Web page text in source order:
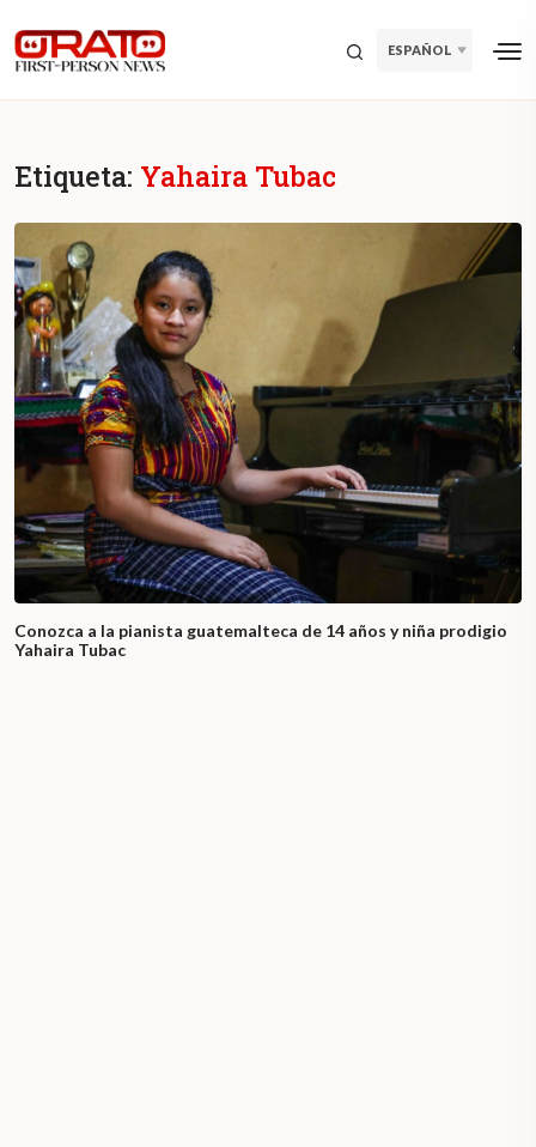
ESPAÑOL
Etiqueta: Yahaira Tubac
Conozca a la pianista guatemalteca de 14 años y niña prodigio
Yahaira Tubac